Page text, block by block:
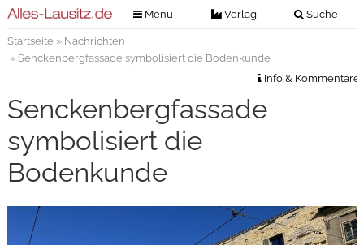
Menü Verlag Suche
Verlag
Kontakt
Impressum
Veranstaltungstickets
Anzeigenannahme
Anzeigensuche
Digitale Ausgaben
Startseite» Nachrichten
» Senckenbergfassade symbolisiert die Bodenkunde
Info & Kommentare
Senckenbergfassade
symbolisiert die
Bodenkunde